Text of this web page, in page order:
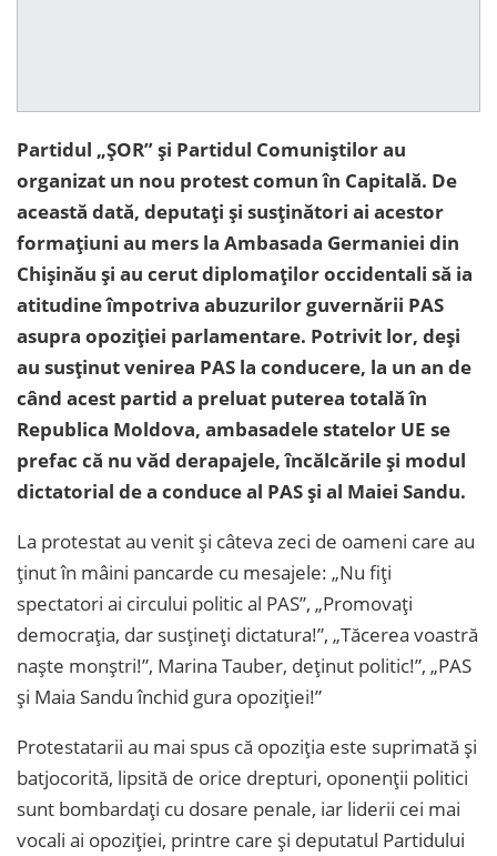
Partidul „ȘOR” și Partidul Comuniștilor au
organizat un nou protest comun în Capitală. De
această dată, deputați și susținători ai acestor
formațiuni au mers la Ambasada Germaniei din
Chișinău și au cerut diplomaților occidentali să ia
atitudine împotriva abuzurilor guvernării PAS
asupra opoziției parlamentare. Potrivit lor, deși
au susținut venirea PAS la conducere, la un an de
când acest partid a preluat puterea totală în
Republica Moldova, ambasadele statelor UE se
prefac că nu văd derapajele, încălcările și modul
dictatorial de a conduce al PAS și al Maiei Sandu.
La protestat au venit și câteva zeci de oameni care au
ținut în mâini pancarde cu mesajele: „Nu fiți
spectatori ai circului politic al PAS”, „Promovați
democrația, dar susțineți dictatura!”, „Tăcerea voastră
naște monștri!”, Marina Tauber, deținut politic!”, „PAS
și Maia Sandu închid gura opoziției!”
Protestatarii au mai spus că opoziția este suprimată și
batjocorită, lipsită de orice drepturi, oponenții politici
sunt bombardați cu dosare penale, iar liderii cei mai
vocali ai opoziției, printre care și deputatul Partidului